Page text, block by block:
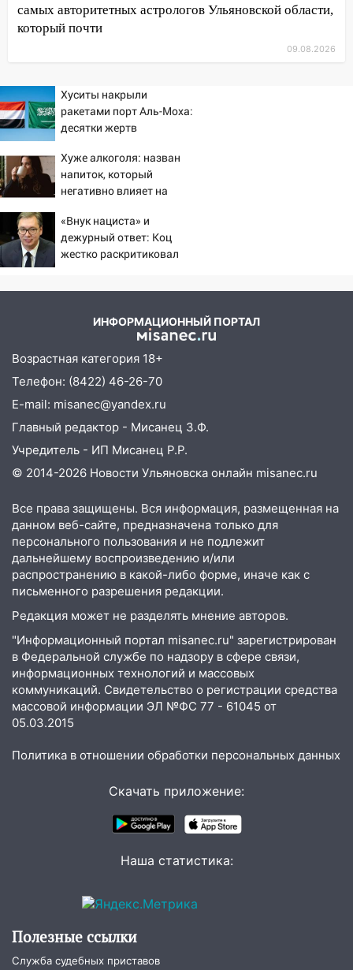
09:15 Ураган, изнасилование ребенка,
автоподставы и атака беспилотников:
08:20
В Ульяновске восстановили
трамвайную и троллейбусную
инфраструктуру после шторма
08:19
Внимание! В Цильнинском районе
пропал 67-летний мужчина
08:11
непогода
07:30
Евро-3 вместо Евро-5: что
означают классы бензина и можно ли
Какая погода будет в Ульяновской
05:05 День, когда всё может
измениться: гороскоп на 9 августа —
три знака получат шанс, который нельзя
упустить
08.08.2026
20:10 Во время урагана в Ульяновске на
19:55 В Ульяновске упавшее дерево
заблокировало в машине двух женщин
17:15 В Ульяновской области
ремонтируют девять мостов: один уже
17:00 «Ульяновскалипсис»: последствия
урагана 8 августа
16:38 Прогноз погоды в Ульяновской
области на 9 августа
16:34 Из-за мощной непогоды в
время»
Мелекесский район первым в
100 тысяч тонн зерна
В колледжи и техникумы
Ульяновской области подали более 10
после шторма: поваленные деревья и
затопленные улицы
самых авторитетных астрологов Ульяновской области,
который почти
09.08.2026
Хуситы накрыли
ракетами порт Аль-Моха:
десятки жертв
Хуже алкоголя: назван
напиток, который
негативно влияет на
его каждый день
«Внук нациста» и
дежурный ответ: Коц
жестко раскритиковал
ИНФОРМАЦИОННЫЙ ПОРТАЛ
Возрастная категория 18+
Телефон: (8422) 46-26-70
E-mail: misanec@yandex.ru
Главный редактор - Мисанец З.Ф.
Учредитель - ИП Мисанец Р.Р.
© 2014-2026 Новости Ульяновска онлайн misanec.ru
Все права защищены. Вся информация, размещенная на
данном веб-сайте, предназначена только для
персонального пользования и не подлежит
дальнейшему воспроизведению и/или
распространению в какой-либо форме, иначе как с
письменного разрешения редакции.
Редакция может не разделять мнение авторов.
"Информационный портал misanec.ru" зарегистрирован
в Федеральной службе по надзору в сфере связи,
информационных технологий и массовых
коммуникаций. Свидетельство о регистрации средства
массовой информации ЭЛ №ФС 77 - 61045 от
05.03.2015
Политика в отношении обработки персональных данных
Скачать приложение:
Наша статистика:
Полезные ссылки
Служба судебных приставов